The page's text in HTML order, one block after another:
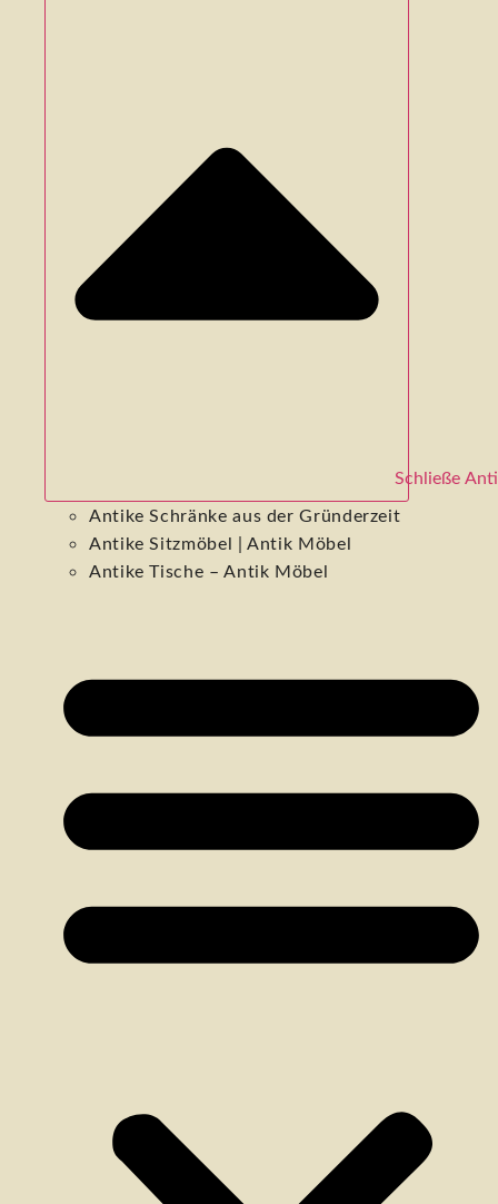
Schließe
Antike Schränke aus der Gründerzeit
Antike Sitzmöbel | Antik Möbel
Antike Tische – Antik Möbel